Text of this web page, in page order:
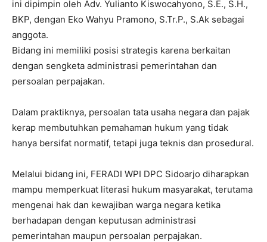
ini dipimpin oleh Adv. Yulianto Kiswocahyono, S.E., S.H.,
BKP, dengan Eko Wahyu Pramono, S.Tr.P., S.Ak sebagai
anggota.
Bidang ini memiliki posisi strategis karena berkaitan
dengan sengketa administrasi pemerintahan dan
persoalan perpajakan.
Dalam praktiknya, persoalan tata usaha negara dan pajak
kerap membutuhkan pemahaman hukum yang tidak
hanya bersifat normatif, tetapi juga teknis dan prosedural.
Melalui bidang ini, FERADI WPI DPC Sidoarjo diharapkan
mampu memperkuat literasi hukum masyarakat, terutama
mengenai hak dan kewajiban warga negara ketika
berhadapan dengan keputusan administrasi
pemerintahan maupun persoalan perpajakan.